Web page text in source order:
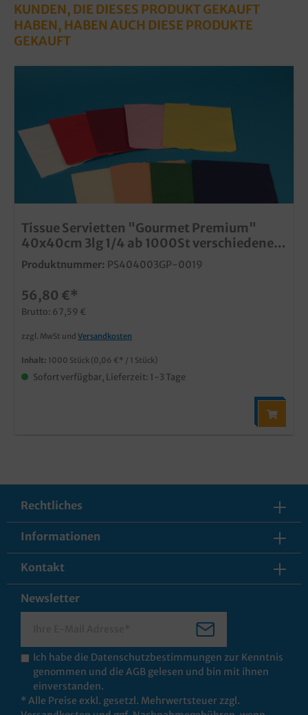
KUNDEN, DIE DIESES PRODUKT GEKAUFT
HABEN, HABEN AUCH DIESE PRODUKTE
GEKAUFT
Tissue Servietten "Gourmet Premium"
40x40cm 3lg 1/4 ab 1000St verschiedene
Farben wählbar
Produktnummer: PS404003GP-0019
56,80 €*
Brutto: 67,59 €
zzgl. MwSt und Versandkosten
Inhalt: 1000 Stück (0,06 €* / 1 Stück)
Sofort verfügbar, Lieferzeit: 1-3 Tage
Rechtliches
Informationen
Kontakt
Newsletter
Ich habe die Datenschutzbestimmungen zur Kenntnis
genommen und die AGB gelesen und bin mit ihnen
einverstanden.
* Alle Preise exkl. gesetzl. Mehrwertsteuer zzgl.